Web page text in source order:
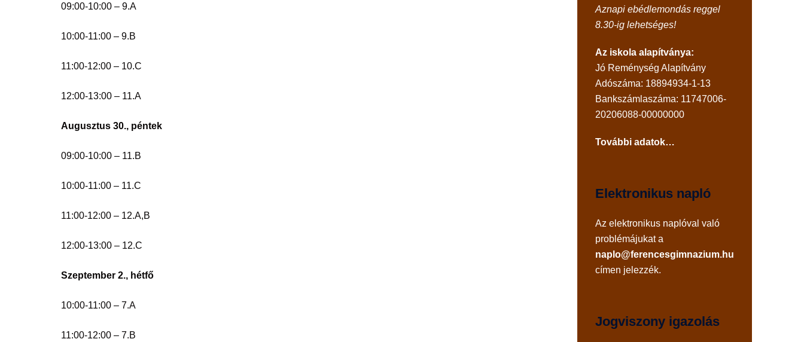
09:00-10:00 – 9.A
10:00-11:00 – 9.B
11:00-12:00 – 10.C
12:00-13:00 – 11.A
Augusztus 30., péntek
09:00-10:00 – 11.B
10:00-11:00 – 11.C
11:00-12:00 – 12.A,B
12:00-13:00 – 12.C
Szeptember 2., hétfő
10:00-11:00 – 7.A
11:00-12:00 – 7.B
Aznapi ebédlemondás reggel
8.30-ig lehetséges!
Az iskola alapítványa:
Jó Reménység Alapítvány
Adószáma: 18894934-1-13
Bankszámlaszáma: 11747006-
20206088-00000000
További adatok…
Elektronikus napló
Az elektronikus naplóval való
problémájukat a
naplo@ferencesgimnazium.hu
címen jelezzék.
Jogviszony igazolás